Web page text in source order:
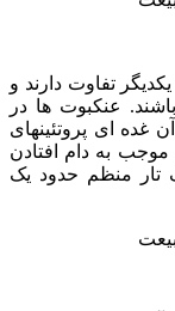
تفاوت دارند و
عنکبوت ها در
غده ای پروتئینهای
موجب به دام افتادن
تار منظم حدود یک